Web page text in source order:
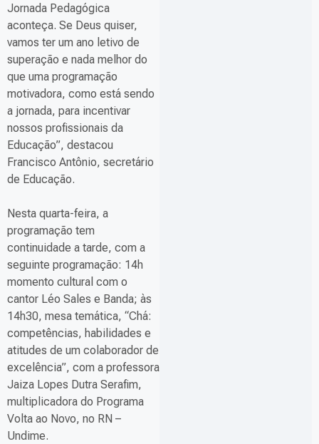
Jornada Pedagógica
aconteça. Se Deus quiser,
vamos ter um ano letivo de
superação e nada melhor do
que uma programação
motivadora, como está sendo
a jornada, para incentivar
nossos profissionais da
Educação”, destacou
Francisco Antônio, secretário
de Educação.
Nesta quarta-feira, a
programação tem
continuidade a tarde, com a
seguinte programação: 14h
momento cultural com o
cantor Léo Sales e Banda; às
14h30, mesa temática, “Chá:
competências, habilidades e
atitudes de um colaborador de
excelência”, com a professora
Jaiza Lopes Dutra Serafim,
multiplicadora do Programa
Volta ao Novo, no RN –
Undime.